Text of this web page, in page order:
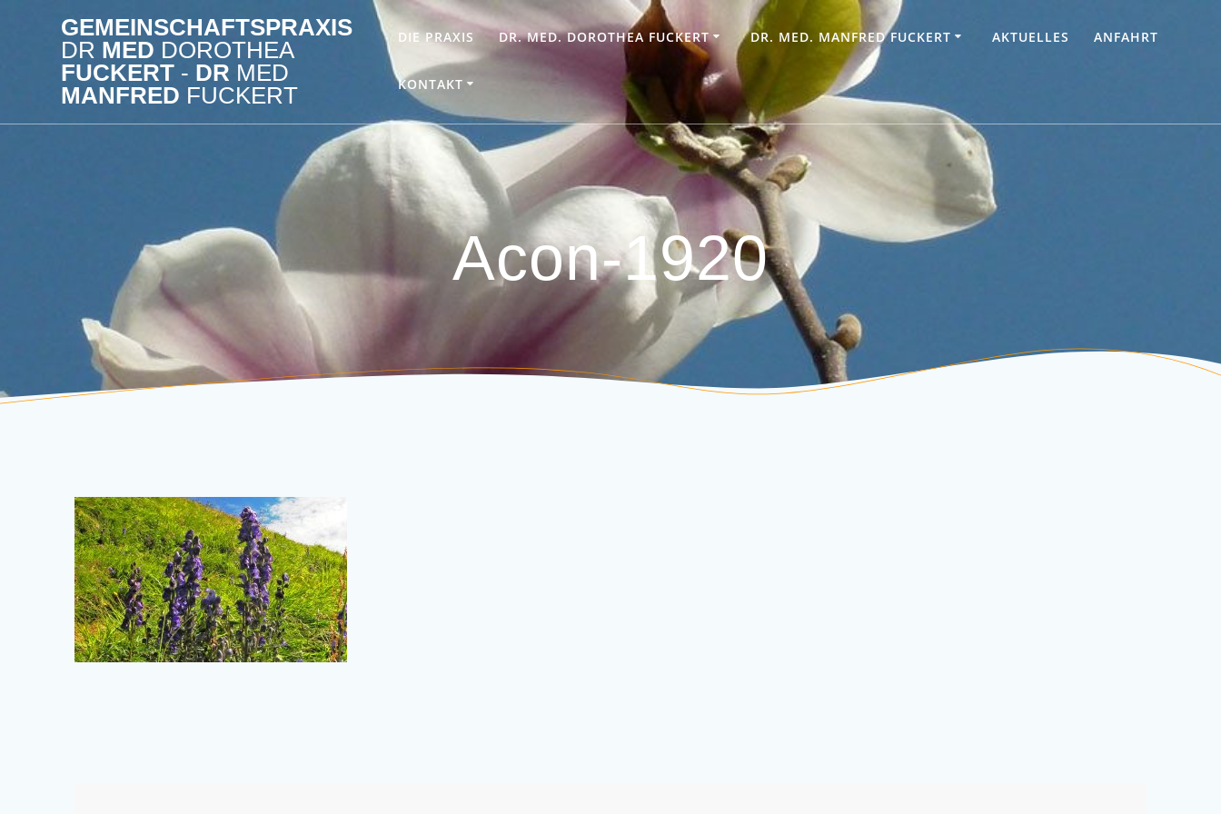
springen
GEMEINSCHAFTSPRAXIS
DR MED DOROTHEA
FUCKERT - DR MED
MANFRED FUCKERT
DIE PRAXIS DR. MED. DOROTHEA FUCKERT DR. MED. MANFRED FUCKERT AKTUELLES ANFAHRT
KONTAKT
Acon-1920